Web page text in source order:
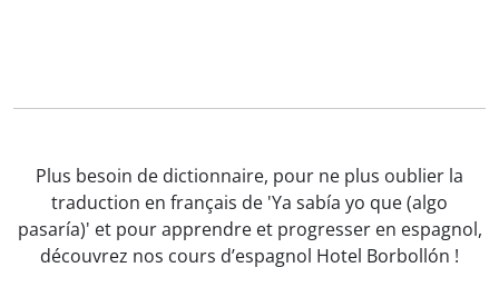
Plus besoin de dictionnaire, pour ne plus oublier la
traduction en français de 'Ya sabía yo que (algo
pasaría)' et pour apprendre et progresser en espagnol,
découvrez nos cours d’espagnol Hotel Borbollón !